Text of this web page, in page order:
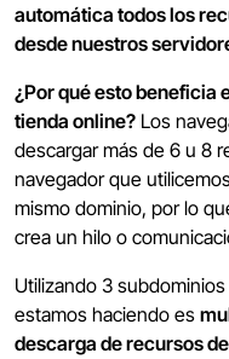
automática todos los
desde nuestros
¿Por qué esto beneficia
tienda online? Los
descargar más de 6 u 8
navegador que
mismo dominio, por lo
crea un hilo o
Utilizando 3
estamos haciendo es
descarga de recursos